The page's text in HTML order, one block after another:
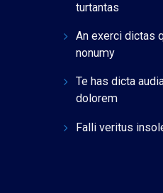
turtantas
An exerci dictas
nonumy
Te has dicta
dolorem
Falli veritus